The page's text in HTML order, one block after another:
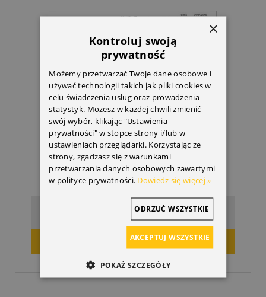
DODAJ DO KOSZYKA
×
Kontroluj swoją
prywatność
Możemy przetwarzać Twoje dane osobowe i
używać technologii takich jak pliki cookies w
celu świadczenia usług oraz prowadzenia
statystyk. Możesz w każdej chwili zmienić
swój wybór, klikając "Ustawienia
prywatności" w stopce strony i/lub w
ustawieniach przeglądarki. Korzystając ze
strony, zgadzasz się z warunkami
przetwarzania danych osobowych zawartymi
w polityce prywatności. Dowiedz się więcej »
AKCEPTUJ WSZYSTKIE
ODRZUĆ WSZYSTKIE
POKAŻ SZCZEGÓŁY